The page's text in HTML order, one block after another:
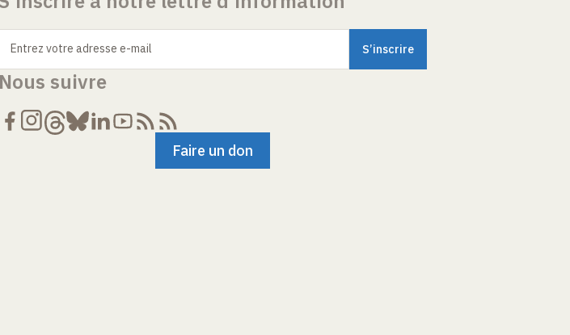
Entrez votre adresse e-mail
suivre
Faire un don